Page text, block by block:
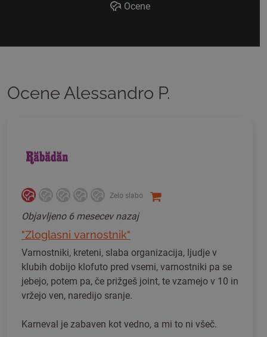
Ocene
Ocene Alessandro P.
Zelo slabo
Objavljeno 6 mesecev nazaj
"Zloglasni varnostnik"
Varnostniki, kreteni, slaba organizacija, ljudje v
klubih dobijo klofuto pred vsemi, varnostniki pa se
jebejo, potem pa, če prižgeš joint, te vzamejo v 10 in
vržejo ven, naredijo sranje.
Karneval je zabaven kot vedno, a mi to ni všeč.